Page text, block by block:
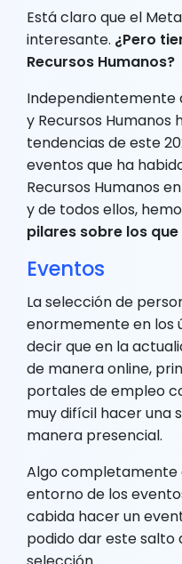
Está claro que el
interesante. ¿Pero
Recursos Humanos?
Independientemente
y Recursos Humanos
tendencias de este
eventos que ha
Recursos Humanos
y de todos ellos,
pilares sobre los
Eventos
La selección de
enormemente en los
decir que en la
de manera online,
portales de empleo
muy difícil hacer una
manera presencial.
Algo
entorno de los
cabida hacer un
podido dar este salto